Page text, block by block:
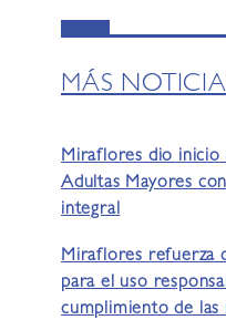
MÁS
Miraflores dio inicio
Adultas Mayores
integral
Miraflores refuerza
para el uso
cumplimiento de